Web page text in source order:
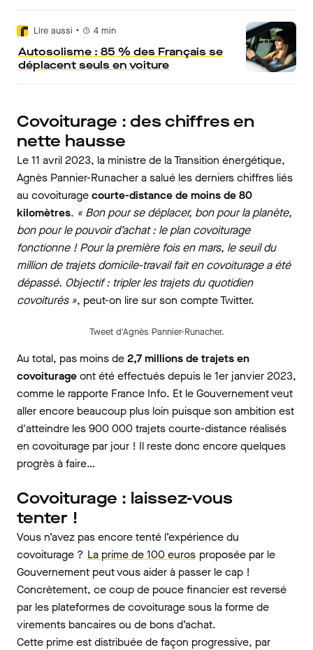
Lire aussi • 4 min
Autosolisme : 85 % des Français se
déplacent seuls en voiture
Covoiturage : des chiffres en
nette hausse
Le 11 avril 2023, la ministre de la Transition énergétique,
Agnès Pannier-Runacher a salué les derniers chiffres liés
au covoituragecourte-distance de moins de 80
kilomètres. « Bon pour se déplacer, bon pour la planète,
bon pour le pouvoir d’achat : le plan covoiturage
fonctionne ! Pour la première fois en mars, le seuil du
million de trajets domicile-travail fait en covoiturage a été
dépassé. Objectif : tripler les trajets du quotidien
covoiturés », peut-on lire sur son compte Twitter.
Tweet d'Agnès Pannier-Runacher.
Au total, pas moins de2,7 millions de trajets en
covoiturageont été effectués depuis le 1er janvier 2023,
comme le rapporte France Info. Et le Gouvernement veut
aller encore beaucoup plus loin puisque son ambition est
d'atteindre les 900 000 trajets courte-distance réalisés
en covoiturage par jour ! Il reste donc encore quelques
progrès à faire…
Covoiturage : laissez-vous
tenter !
Vous n’avez pas encore tenté l’expérience du
covoiturage ? La prime de 100 euros proposée par le
Gouvernement peut vous aider à passer le cap !
Concrètement, ce coup de pouce financier est reversé
par les plateformes de covoiturage sous la forme de
virements bancaires ou de bons d’achat.
Cette prime est distribuée de façon progressive, par